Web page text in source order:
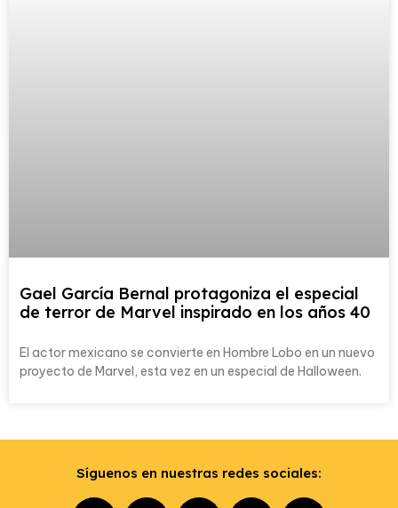
Gael García Bernal protagoniza el especial
de terror de Marvel inspirado en los años 40
El actor mexicano se convierte en Hombre Lobo en un nuevo
proyecto de Marvel, esta vez en un especial de Halloween.
Síguenos en nuestras redes sociales: